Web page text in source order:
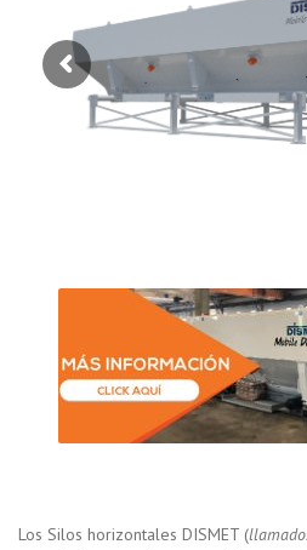
Los Silos horizontales DISMET (